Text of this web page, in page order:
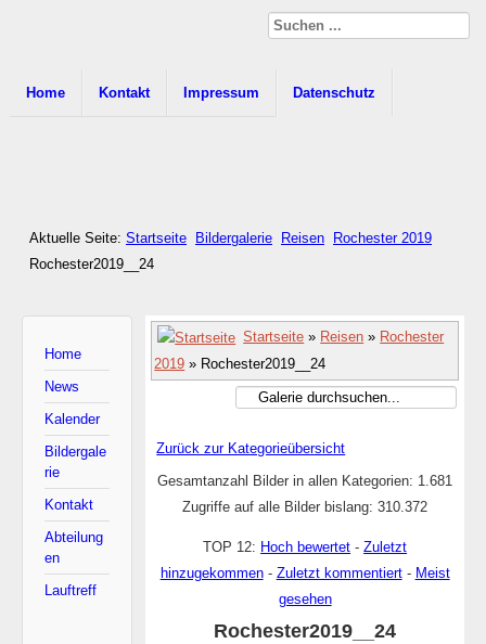
Home Kontakt Impressum Datenschutz
Aktuelle Seite: Startseite Bildergalerie Reisen
Rochester 2019
Rochester2019__24
Home
News
Kalender
Bildergale
rie
Kontakt
Abteilung
en
Lauftreff
Startseite » Reisen » Rochester
2019 » Rochester2019__24
Zurück zur Kategorieübersicht
Gesamtanzahl Bilder in allen Kategorien: 1.681
Zugriffe auf alle Bilder bislang: 310.372
TOP 12: Hoch bewertet -Zuletzt
hinzugekommen- Zuletzt kommentiert- Meist
gesehen
Rochester2019__24